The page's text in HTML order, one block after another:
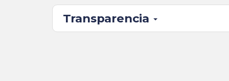
Transparencia